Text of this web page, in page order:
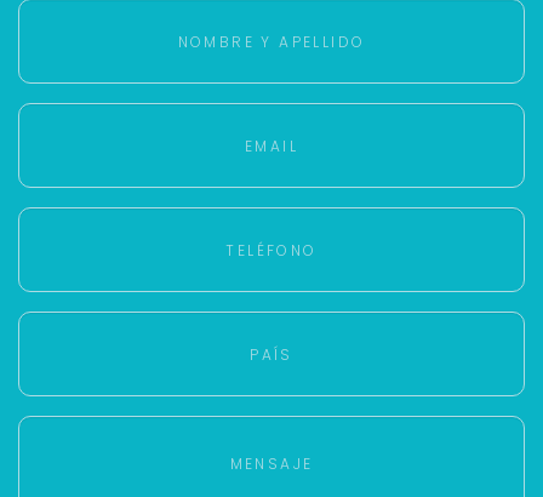
Con estos datos podemos responderte mejor y
más rápido.